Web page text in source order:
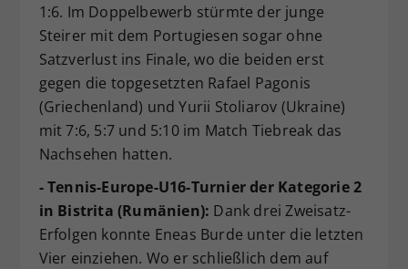
1:6. Im Doppelbewerb stürmte der junge
Steirer mit dem Portugiesen sogar ohne
Satzverlust ins Finale, wo die beiden erst
gegen die topgesetzten Rafael Pagonis
(Griechenland) und Yurii Stoliarov (Ukraine)
mit 7:6, 5:7 und 5:10 im Match Tiebreak das
Nachsehen hatten.
- Tennis-Europe-U16-Turnier der Kategorie 2
in Bistrita (Rumänien): Dank drei Zweisatz-
Erfolgen konnte Eneas Burde unter die letzten
Vier einziehen. Wo er schließlich dem auf